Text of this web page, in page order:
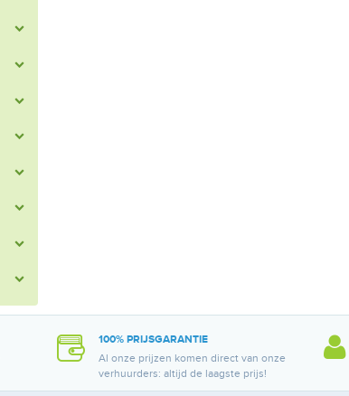
100% PRIJSGARANTIE
Al onze prijzen komen direct van onze
verhuurders: altijd de laagste prijs!